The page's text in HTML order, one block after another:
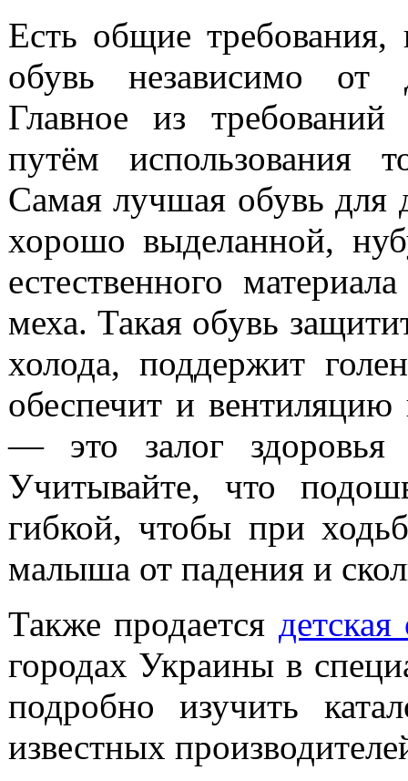
Есть общие требования,
обувь независимо от
Главное из
путём использования
Самая лучшая обувь для
хорошо выделанной,
естественного
меха. Такая обувь
холода, поддержит
обеспечит и
— это залог здоровья
Учитывайте, что
гибкой, чтобы при
малыша от падения и
Также продается
городах Украины в
подробно изучить
известных